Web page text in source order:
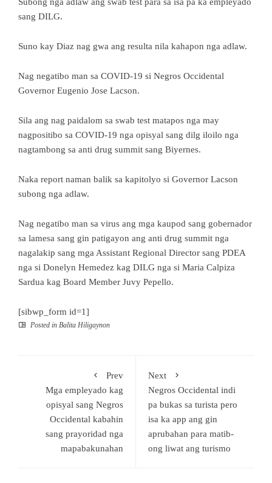
sang DILG.
Suno kay Diaz nag gwa ang resulta nila kahapon nga adlaw.
Nag negatibo man sa COVID-19 si Negros Occidental
Governor Eugenio Jose Lacson.
Sila ang nag paidalom sa swab test matapos nga may
nagpositibo sa COVID-19 nga opisyal sang dilg iloilo nga
nagtambong sa anti drug summit sang Biyernes.
Naka report naman balik sa kapitolyo si Governor Lacson
subong nga adlaw.
Nag negatibo man sa virus ang mga kaupod sang gobernador
sa lamesa sang gin patigayon ang anti drug summit nga
nagalakip sang mga Assistant Regional Director sang PDEA
nga si Donelyn Hemedez kag DILG nga si Maria Calpiza
Sardua kag Board Member Juvy Pepello.
[sibwp_form id=1]
Posted in Balita Hiligaynon
Prev
Mga empleyado kag
opisyal sang Negros
Occidental kabahin
sang prayoridad nga
mapabakunahan
Next
Negros Occidental indi
pa bukas sa turista pero
isa ka app ang gin
aprubahan para matib-
ong liwat ang turismo